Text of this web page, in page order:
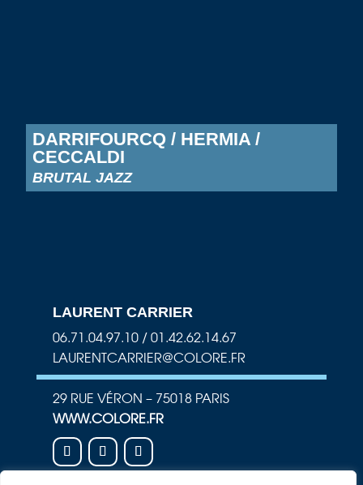
DARRIFOURCQ / HERMIA /
CECCALDI
BRUTAL JAZZ
LAURENT CARRIER
06.71.04.97.10 / 01.42.62.14.67
LAURENTCARRIER@COLORE.FR
29 RUE VÉRON – 75018 PARIS
WWW.COLORE.FR